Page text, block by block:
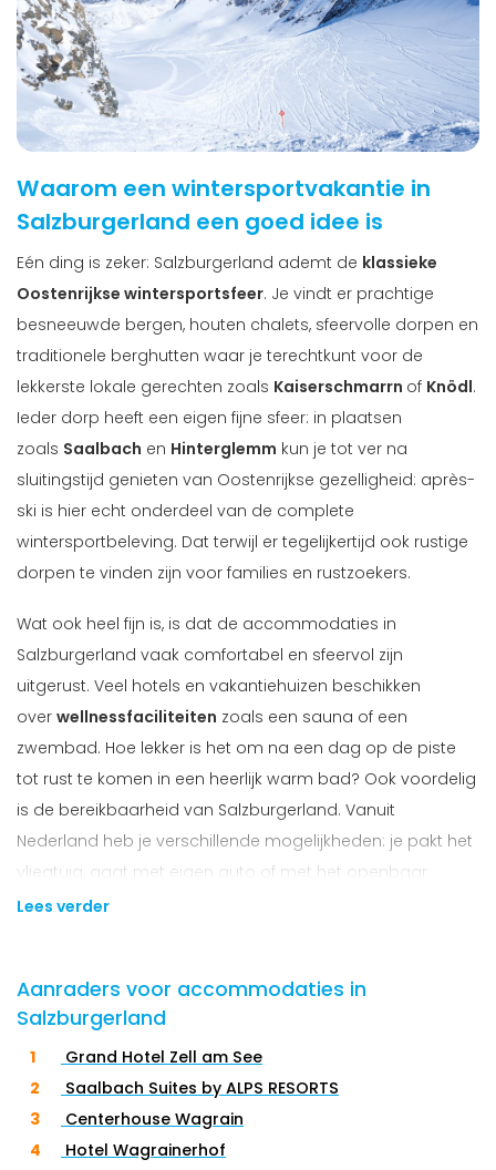
Waarom een wintersportvakantie in
Salzburgerland een goed idee is
Eén ding is zeker: Salzburgerland ademt de klassieke
Oostenrijkse wintersportsfeer. Je vindt er prachtige
besneeuwde bergen, houten chalets, sfeervolle dorpen en
traditionele berghutten waar je terechtkunt voor de
lekkerste lokale gerechten zoals Kaiserschmarrn of Knödl.
Ieder dorp heeft een eigen fijne sfeer: in plaatsen
zoals Saalbach en Hinterglemm kun je tot ver na
sluitingstijd genieten van Oostenrijkse gezelligheid: après-
ski is hier echt onderdeel van de complete
wintersportbeleving. Dat terwijl er tegelijkertijd ook rustige
dorpen te vinden zijn voor families en rustzoekers.
Wat ook heel fijn is, is dat de accommodaties in
Salzburgerland vaak comfortabel en sfeervol zijn
uitgerust. Veel hotels en vakantiehuizen beschikken
over wellnessfaciliteiten zoals een sauna of een
zwembad. Hoe lekker is het om na een dag op de piste
tot rust te komen in een heerlijk warm bad? Ook voordelig
is de bereikbaarheid van Salzburgerland. Vanuit
Nederland heb je verschillende mogelijkheden: je pakt het
vliegtuig, gaat met eigen auto of met het openbaar
vervoer. Alles is mogelijk voor een lang weekend, een
Voor wie is wintersport in Salzburgerland
geschikt?
Het grootste voordeel? Wintersport in Salzburgerland
isgeschikt voor een heel breed publiek
Lees verder
Aanraders voor accommodaties in
Salzburgerland
Grand Hotel Zell am See
Saalbach Suites by ALPS RESORTS
Centerhouse Wagrain
Hotel Wagrainerhof